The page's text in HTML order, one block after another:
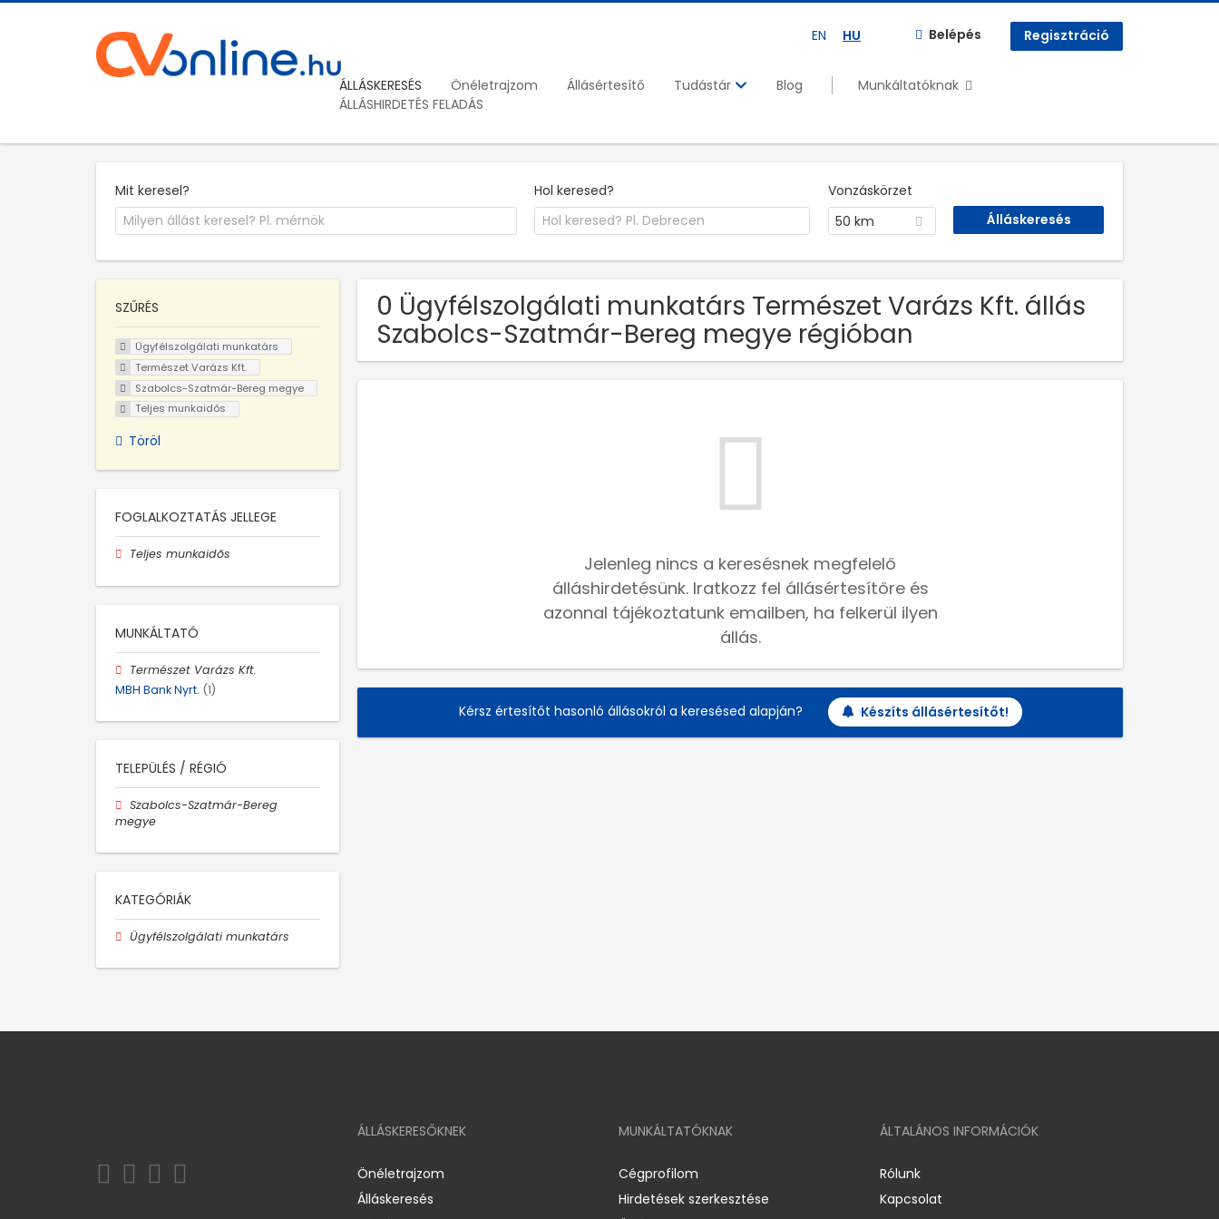
EN HU Belépés Regisztráció
ÁLLÁSKERESÉS Önéletrajzom Állásértesítő Tudástár Blog
Munkáltatóknak
ÁLLÁSHIRDETÉS FELADÁS
Mit keresel? Hol keresed?
Vonzáskörzet
50 km
0 Ügyfélszolgálati munkatárs Természet Varázs Kft. állás
Szabolcs-Szatmár-Bereg megye régióban
Jelenleg nincs a keresésnek megfelelő
álláshirdetésünk. Iratkozz fel állásértesítőre és
azonnal tájékoztatunk emailben, ha felkerül ilyen
állás.
Kérsz értesítőt hasonló állásokról a keresésed alapján? Készíts állásértesítőt!
SZŰRÉS
Ügyfélszolgálati munkatárs
Természet Varázs Kft.
Szabolcs-Szatmár-Bereg megye
Teljes munkaidős
Töröl
FOGLALKOZTATÁS JELLEGE
Teljes munkaidős
MUNKÁLTATÓ
Természet Varázs Kft.
MBH Bank Nyrt. (1)
TELEPÜLÉS / RÉGIÓ
Szabolcs-Szatmár-Bereg
megye
KATEGÓRIÁK
Ügyfélszolgálati munkatárs
ÁLLÁSKERESŐKNEK
Önéletrajzom
Álláskeresés
MUNKÁLTATÓKNAK
Cégprofilom
Hirdetések szerkesztése
ÁLTALÁNOS INFORMÁCIÓK
Rólunk
Kapcsolat